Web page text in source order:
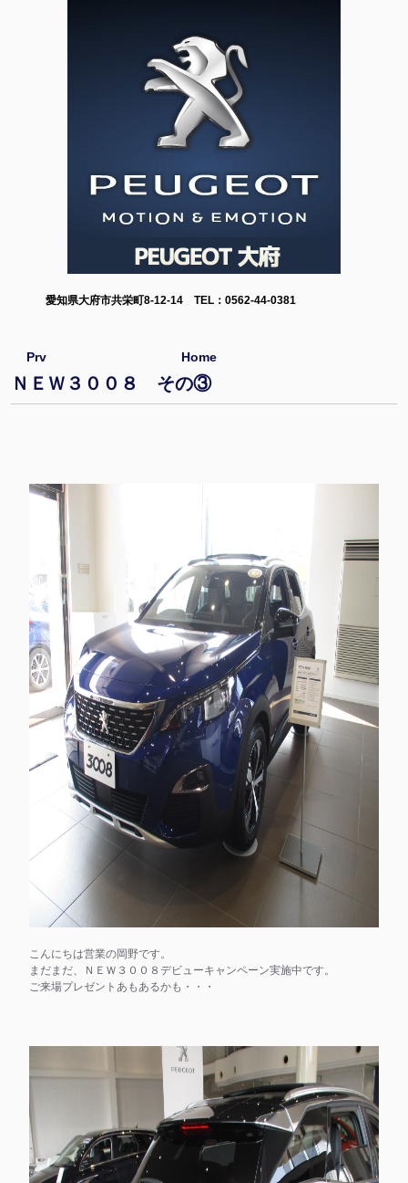
愛知県大府市共栄町8-12-14 TEL：0562-44-0381
Prv Home
ＮＥＷ３００８ その③
こんにちは営業の岡野です。
まだまだ、ＮＥＷ３００８デビューキャンペーン実施中です。
ご来場プレゼントあもあるかも・・・